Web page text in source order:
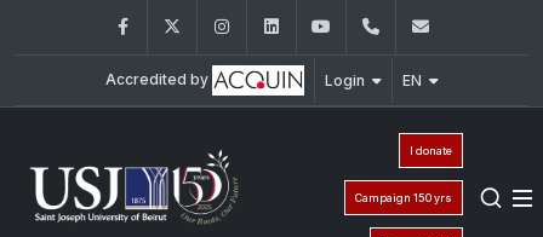
FacebookTwitter InstagramLinkedInYouTube+961 (1) 421 617
Accredited by Login EN
I donate
Campaign 150 yrs